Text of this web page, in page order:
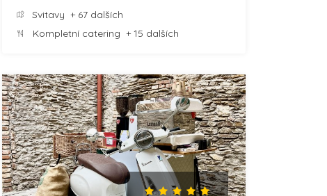
Svitavy + 67 dalších
Kompletní catering + 15 dalších